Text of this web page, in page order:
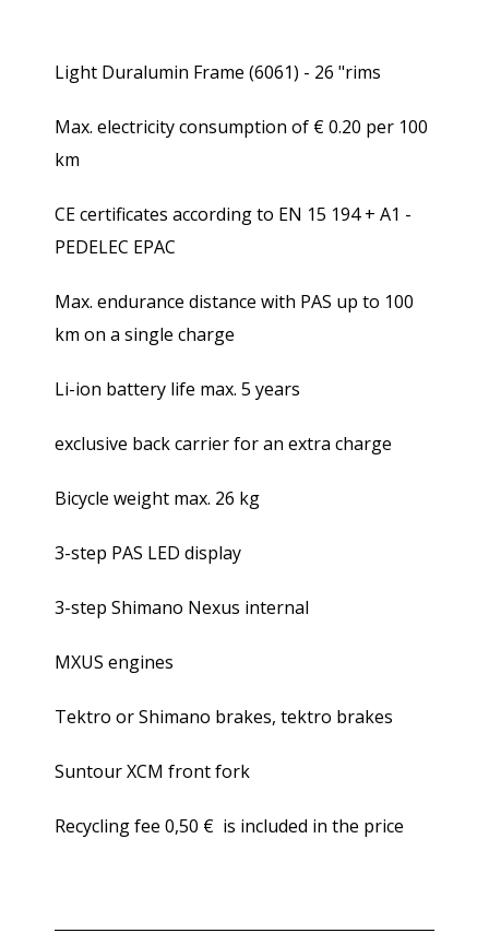
Light Duralumin Frame (6061) - 26 "rims
Max. electricity consumption of € 0.20 per 100
km
CE certificates according to EN 15 194 + A1 -
PEDELEC EPAC
Max. endurance distance with PAS up to 100
km on a single charge
Li-ion battery life max. 5 years
exclusive back carrier for an extra charge
Bicycle weight max. 26 kg
3-step PAS LED display
3-step Shimano Nexus internal
MXUS engines
Tektro or Shimano brakes, tektro brakes
Suntour XCM front fork
Recycling fee 0,50 € is included in the price